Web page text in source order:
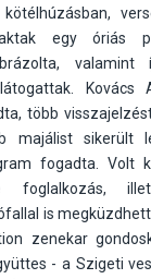
kötélhúzásban,
egy óriás
Kovács
több
majálist sikerült
fogadta. Volt
foglalkozás,
is
zenekar
- a Szigeti